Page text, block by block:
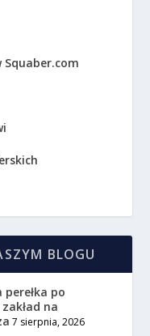
BLOGU
perełka po
na
7 sierpnia, 2026